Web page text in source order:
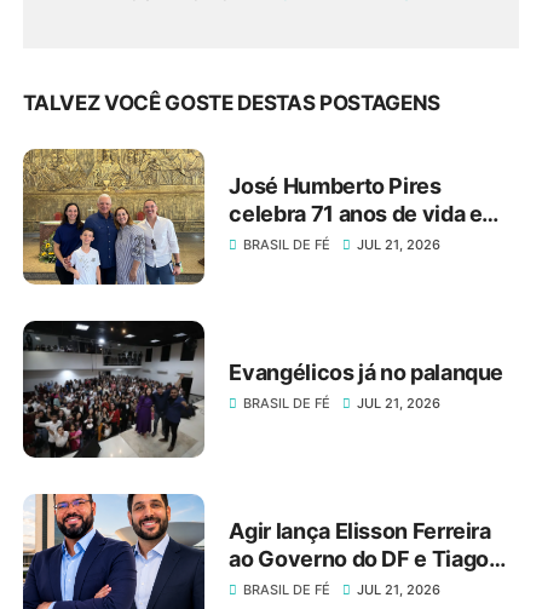
TALVEZ VOCÊ GOSTE DESTAS POSTAGENS
José Humberto Pires
celebra 71 anos de vida e
dedicação ao serviço
BRASIL DE FÉ JUL 21, 2026
Evangélicos já no palanque
BRASIL DE FÉ JUL 21, 2026
Agir lança Elisson Ferreira
ao Governo do DF e Tiago
Társis ao Senado
BRASIL DE FÉ JUL 21, 2026